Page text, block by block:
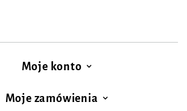
Moje konto
Moje zamówienia